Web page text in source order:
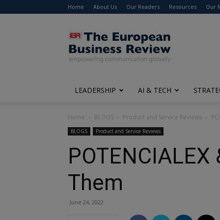
Home About Us Our Readers Resources Our
The
European
Business
Review
LEADERSHIP AI & TECH
Home BLOGS Product and Service Reviews
BLOGS Product and Service Reviews
Them
June 24, 2022